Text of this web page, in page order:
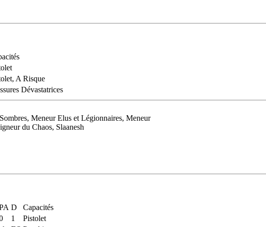
A Risque
Dévastatrices
Meneur Elus et Légionnaires, Meneur
du Chaos, Slaanesh
D
Capacités
1
Pistolet